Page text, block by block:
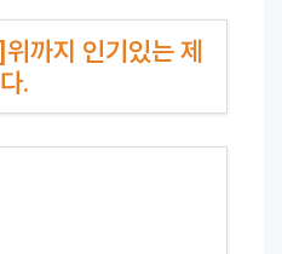
까지 인기있는 제
.